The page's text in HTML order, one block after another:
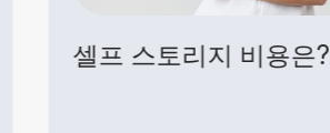
셀프 스토리지 비용은?